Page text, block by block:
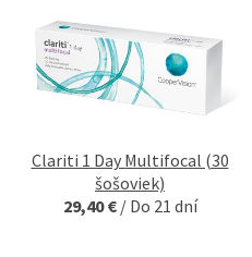
Clariti 1 Day Multifocal (30
šošoviek)
29,40 € / Do 21 dní